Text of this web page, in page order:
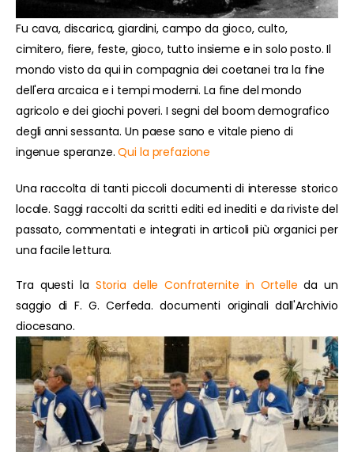
Fu cava, discarica, giardini, campo da gioco, culto,
cimitero, fiere, feste, gioco, tutto insieme e in solo posto. Il
mondo visto da qui in compagnia dei coetanei tra la fine
dell'era arcaica e i tempi moderni. La fine del mondo
agricolo e dei giochi poveri. I segni del boom demografico
degli anni sessanta. Un paese sano e vitale pieno di
ingenue speranze.Qui la prefazione
Una raccolta di tanti piccoli documenti di interesse storico
locale. Saggi raccolti da scritti editi ed inediti e da riviste del
passato, commentati e integrati in articoli più organici per
una facile lettura.
Tra questi la Storia delle Confraternite in Ortelle da un
saggio di F. G. Cerfeda. documenti originali dall'Archivio
diocesano.